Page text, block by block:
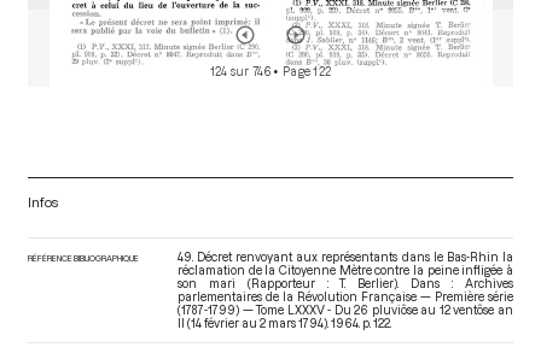
124 sur 746 • Page 122
Infos
RÉFÉRENCE BIBLIOGRAPHIQUE
49. Décret renvoyant aux représentants dans le Bas-Rhin la
réclamation de la Citoyenne Mètre contre la peine infligée à
son mari (Rapporteur : T. Berlier). Dans : Archives
parlementaires de la Révolution Française — Première série
(1787-1799) — Tome LXXXV - Du 26 pluviôse au 12 ventôse an
II (14 février au 2 mars 1794) . 1964. p. 122.